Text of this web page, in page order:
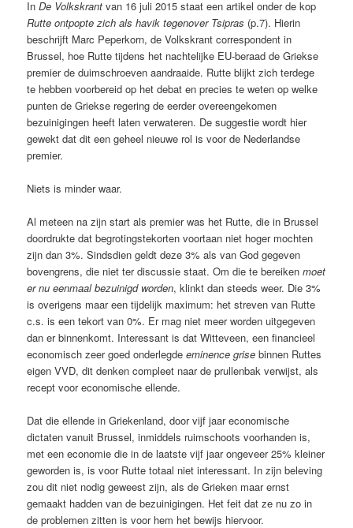
InDe Volkskrantvan 16 juli 2015 staat een artikel onder de kop
Rutte ontpopte zich als havik tegenover Tsipras (p.7). Hierin
beschrijft Marc Peperkorn, de Volkskrant correspondent in
Brussel, hoe Rutte tijdens het nachtelijke EU-beraad de Griekse
premier de duimschroeven aandraaide. Rutte blijkt zich terdege
te hebben voorbereid op het debat en precies te weten op welke
punten de Griekse regering de eerder overeengekomen
bezuinigingen heeft laten verwateren. De suggestie wordt hier
gewekt dat dit een geheel nieuwe rol is voor de Nederlandse
premier.
Niets is minder waar.
Al meteen na zijn start als premier was het Rutte, die in Brussel
doordrukte dat begrotingstekorten voortaan niet hoger mochten
zijn dan 3%. Sindsdien geldt deze 3% als van God gegeven
bovengrens, die niet ter discussie staat. Om die te bereikenmoet
er nu eenmaal bezuinigd worden, klinkt dan steeds weer. Die 3%
is overigens maar een tijdelijk maximum: het streven van Rutte
c.s. is een tekort van 0%. Er mag niet meer worden uitgegeven
dan er binnenkomt. Interessant is dat Witteveen, een financieel
economisch zeer goed onderlegdeeminence grise binnen Ruttes
eigen VVD, dit denken compleet naar de prullenbak verwijst, als
recept voor economische ellende.
Dat die ellende in Griekenland, door vijf jaar economische
dictaten vanuit Brussel, inmiddels ruimschoots voorhanden is,
met een economie die in de laatste vijf jaar ongeveer 25% kleiner
geworden is, is voor Rutte totaal niet interessant. In zijn beleving
zou dit niet nodig geweest zijn, als de Grieken maar ernst
gemaakt hadden van de bezuinigingen. Het feit dat ze nu zo in
de problemen zitten is voor hem het bewijs hiervoor.